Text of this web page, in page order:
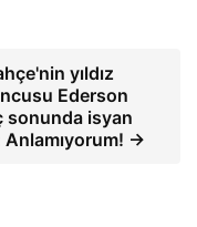
yıldız
Ederson
sonunda isyan
→